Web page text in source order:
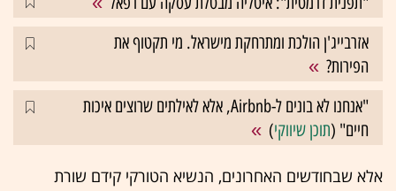
אזרבייג'ן הולכת ומתרחקת מישראל. מי תקטוף את
הפירות?
"אנחנו לא בונים ל-Airbnb, אלא לאילתים שרוצים איכות
חיים" (תוכן שיווקי)
אלא שבחודשים האחרונים, הנשיא הטורקי קידם שורת